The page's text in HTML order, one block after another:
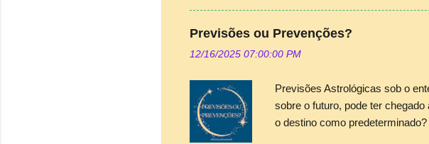
gerar esta “chave” e provocar a
do Tarot e do mapa
catárticos. É comum, pelo
interessante na análise conjunta
cada arcano...
Previsões ou Prevenções?
12/16/2025 07:00:00 PM
Previsões Astrológicas sob o
sobre o futuro, pode ter
o destino como